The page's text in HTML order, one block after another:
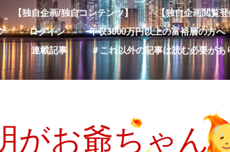
【独自企画/独自コンテンツ】 【独自企画閲覧
ログイン 年収3000万円以上の富裕層の方へ
連載記事
＃これ以外の記事は読む必要があ
がお爺ちゃん